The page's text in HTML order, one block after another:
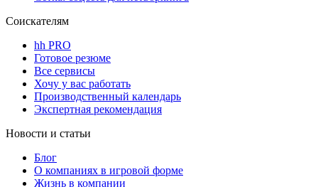
Соискателям
hh PRO
Готовое резюме
Все сервисы
Хочу у вас работать
Производственный календарь
Экспертная рекомендация
Новости и статьи
Блог
О компаниях в игровой форме
Жизнь в компании